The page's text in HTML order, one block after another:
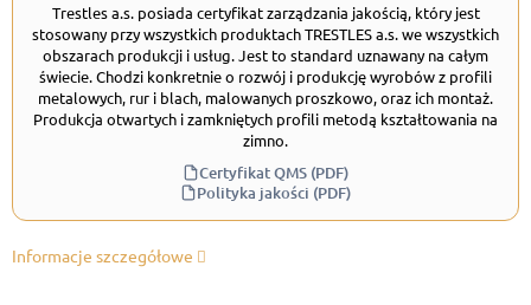
Trestles a.s. posiada certyfikat zarządzania jakością, który jest
stosowany przy wszystkich produktach TRESTLES a.s. we wszystkich
obszarach produkcji i usług. Jest to standard uznawany na całym
świecie. Chodzi konkretnie o rozwój i produkcję wyrobów z profili
metalowych, rur i blach, malowanych proszkowo, oraz ich montaż.
Produkcja otwartych i zamkniętych profili metodą kształtowania na
zimno.
Certyfikat QMS (PDF)
Polityka jakości (PDF)
Informacje szczegółowe